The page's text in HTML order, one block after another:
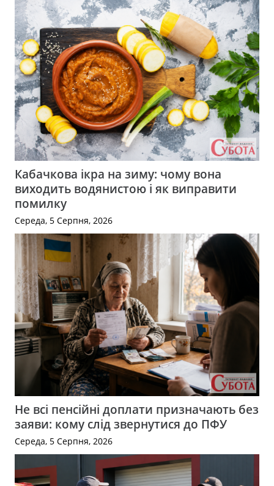
Кабачкова ікра на зиму: чому вона
виходить водянистою і як виправити
помилку
Середа, 5 Серпня, 2026
Не всі пенсійні доплати призначають без
заяви: кому слід звернутися до ПФУ
Середа, 5 Серпня, 2026